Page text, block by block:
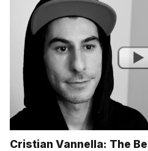
Cristian Vannella: The